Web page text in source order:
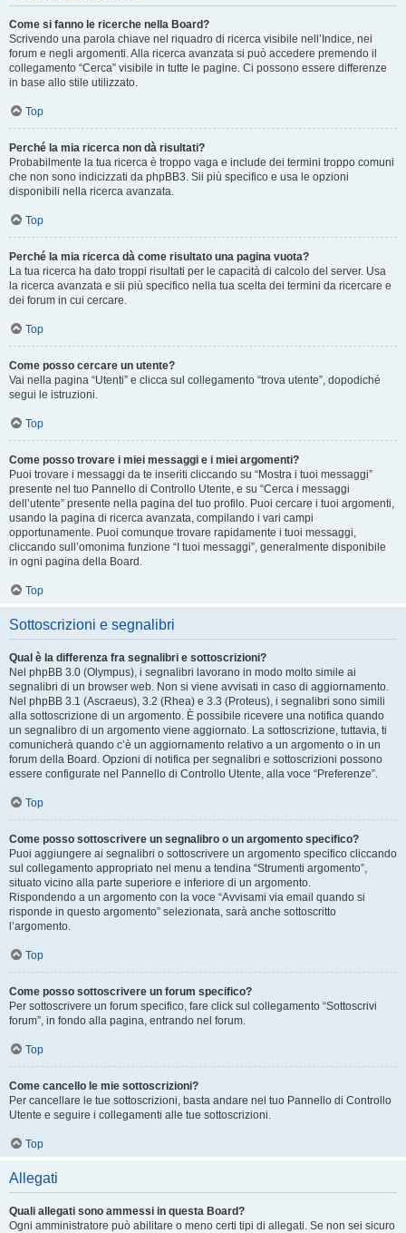
Come si fanno le ricerche nella Board?
Scrivendo una parola chiave nel riquadro di ricerca visibile nell’Indice, nei
forum e negli argomenti. Alla ricerca avanzata si può accedere premendo il
collegamento “Cerca” visibile in tutte le pagine. Ci possono essere differenze
in base allo stile utilizzato.
Top
Perché la mia ricerca non dà risultati?
Probabilmente la tua ricerca è troppo vaga e include dei termini troppo comuni
che non sono indicizzati da phpBB3. Sii più specifico e usa le opzioni
disponibili nella ricerca avanzata.
Top
Perché la mia ricerca dà come risultato una pagina vuota?
La tua ricerca ha dato troppi risultati per le capacità di calcolo del server. Usa
la ricerca avanzata e sii più specifico nella tua scelta dei termini da ricercare e
dei forum in cui cercare.
Top
Come posso cercare un utente?
Vai nella pagina “Utenti” e clicca sul collegamento “trova utente”, dopodiché
segui le istruzioni.
Top
Come posso trovare i miei messaggi e i miei argomenti?
Puoi trovare i messaggi da te inseriti cliccando su “Mostra i tuoi messaggi”
presente nel tuo Pannello di Controllo Utente, e su “Cerca i messaggi
dell’utente” presente nella pagina del tuo profilo. Puoi cercare i tuoi argomenti,
usando la pagina di ricerca avanzata, compilando i vari campi
opportunamente. Puoi comunque trovare rapidamente i tuoi messaggi,
cliccando sull’omonima funzione “I tuoi messaggi”, generalmente disponibile
in ogni pagina della Board.
Top
Sottoscrizioni e segnalibri
Qual è la differenza fra segnalibri e sottoscrizioni?
Nel phpBB 3.0 (Olympus), i segnalibri lavorano in modo molto simile ai
segnalibri di un browser web. Non si viene avvisati in caso di aggiornamento.
Nel phpBB 3.1 (Ascraeus), 3.2 (Rhea) e 3.3 (Proteus), i segnalibri sono simili
alla sottoscrizione di un argomento. È possibile ricevere una notifica quando
un segnalibro di un argomento viene aggiornato. La sottoscrizione, tuttavia, ti
comunicherà quando c’è un aggiornamento relativo a un argomento o in un
forum della Board. Opzioni di notifica per segnalibri e sottoscrizioni possono
essere configurate nel Pannello di Controllo Utente, alla voce “Preferenze”.
Top
Come posso sottoscrivere un segnalibro o un argomento specifico?
Puoi aggiungere ai segnalibri o sottoscrivere un argomento specifico cliccando
sul collegamento appropriato nel menu a tendina “Strumenti argomento”,
situato vicino alla parte superiore e inferiore di un argomento.
Rispondendo a un argomento con la voce “Avvisami via email quando si
risponde in questo argomento” selezionata, sarà anche sottoscritto
l’argomento.
Top
Come posso sottoscrivere un forum specifico?
Per sottoscrivere un forum specifico, fare click sul collegamento “Sottoscrivi
forum”, in fondo alla pagina, entrando nel forum.
Top
Come cancello le mie sottoscrizioni?
Per cancellare le tue sottoscrizioni, basta andare nel tuo Pannello di Controllo
Utente e seguire i collegamenti alle tue sottoscrizioni.
Top
Allegati
Quali allegati sono ammessi in questa Board?
Ogni amministratore può abilitare o meno certi tipi di allegati. Se non sei sicuro